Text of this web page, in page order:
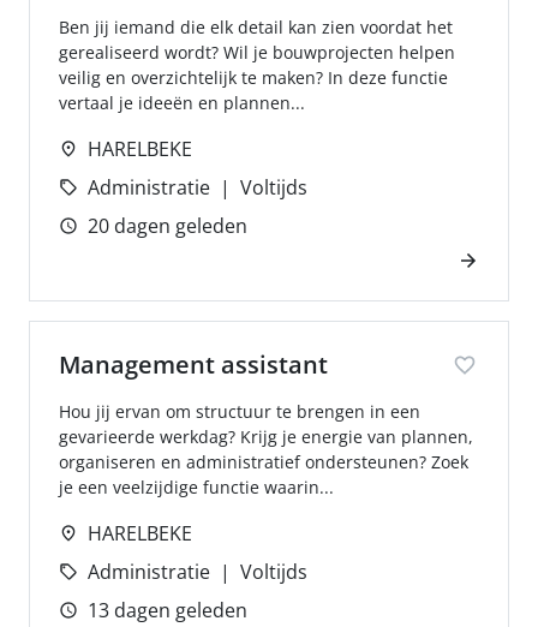
Ben jij iemand die elk detail kan zien voordat het
gerealiseerd wordt? Wil je bouwprojecten helpen
veilig en overzichtelijk te maken? In deze functie
vertaal je ideeën en plannen...
HARELBEKE
Administratie
Voltijds
20 dagen geleden
Management assistant
Hou jij ervan om structuur te brengen in een
gevarieerde werkdag? Krijg je energie van plannen,
organiseren en administratief ondersteunen? Zoek
je een veelzijdige functie waarin...
HARELBEKE
Administratie
Voltijds
13 dagen geleden